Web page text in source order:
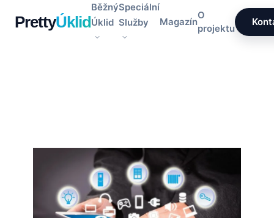
PrettyÚklid
Běžný
Úklid
Speciální
Služby
Magazín
O
projektu